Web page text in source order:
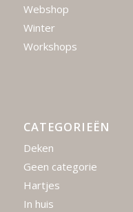
Webshop
Winter
Workshops
CATEGORIEËN
Deken
Geen categorie
Hartjes
In huis